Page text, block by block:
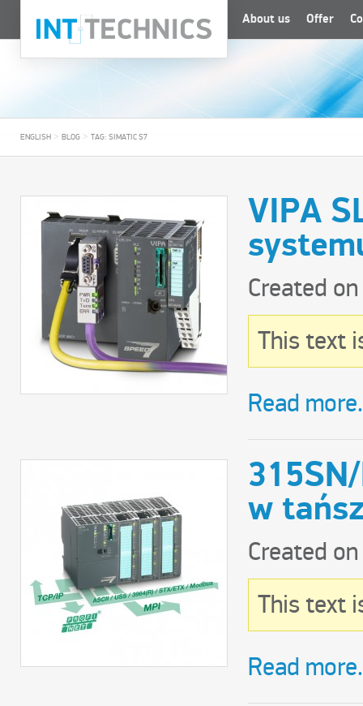
About us Offer
ENGLISH > BLOG > TAG: SIMATIC S7
VIPA
Created on
This text
Read
w
Created on
This text
Read